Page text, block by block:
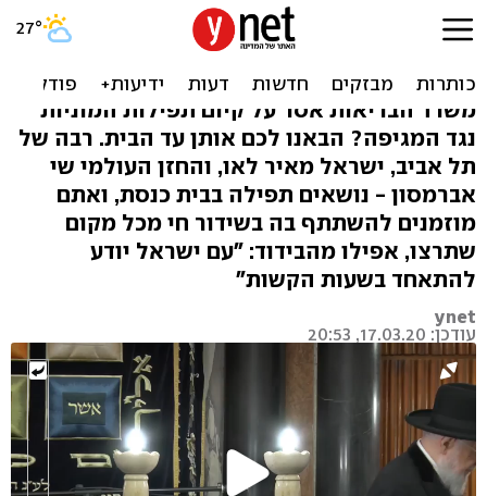
צפו: תפילת המונים דיגיטלית
נגד הקורונה
משרד הבריאות אסר על קיום תפילות המוניות
נגד המגיפה? הבאנו לכם אותן עד הבית. רבה של
תל אביב, ישראל מאיר לאו, והחזן העולמי שי
אברמסון - נושאים תפילה בבית כנסת, ואתם
מוזמנים להשתתף בה בשידור חי מכל מקום
שתרצו, אפילו מהבידוד: "עם ישראל יודע
להתאחד בשעות הקשות"
ynet
עודכן: 17.03.20, 20:53